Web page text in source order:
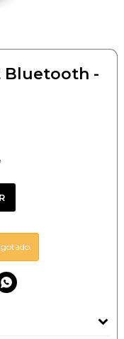
Bluetooth -
